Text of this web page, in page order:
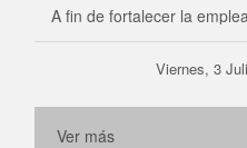
A fin de fortalecer la
Viernes, 3
Ver más